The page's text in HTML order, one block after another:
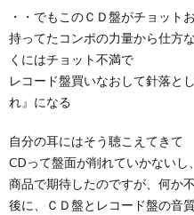
・・でもこのＣＤ盤がチョット
持ってたコンポの力量から仕方
くにはチョット不満で
レコード盤買いなおして針落と
れ』になる
自分の耳にはそう聴こえてきて
CDって盤面が削れていかない
商品で期待したのですが、何か
後に、ＣＤ盤とレコード盤の音